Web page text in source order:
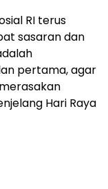
RI terus
sasaran dan
pertama, agar
Hari Raya